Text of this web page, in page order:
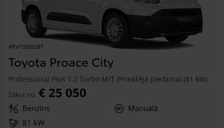
#PVT3295297
Toyota Proace City
Professional Plus 1.2 Turbo M/T (Priekšējā piedziņa) (81 kW)
Sākot no € 25 050
Benzīns
Manuālā
81 kW